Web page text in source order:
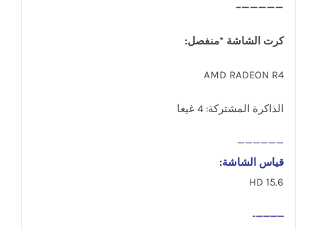
—————–
كرت الشاشة *منفصل:
AMD RADEON R4
الذاكرة المشتركة: 4 غيغا
——————
قياس الشاشة:
15.6 HD
————-